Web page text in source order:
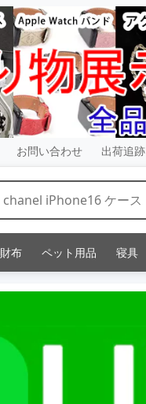
お問い合わせ 出荷追跡
財布 ペット用品 寝具